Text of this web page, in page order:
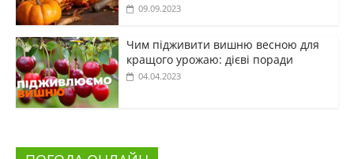
09.09.2023
Чим підживити вишню весною для
кращого урожаю: дієві поради
04.04.2023